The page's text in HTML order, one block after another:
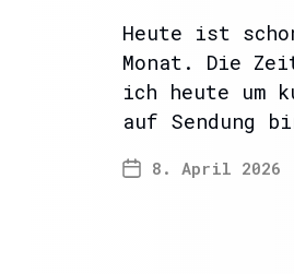
Heute ist
Monat. Die
ich heute um
auf Sendung
8. April 2026